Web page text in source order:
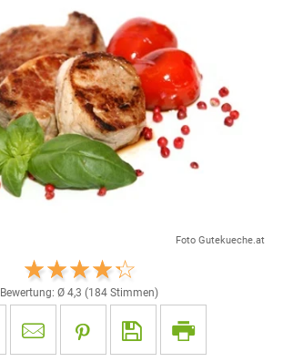
Foto Gutekueche.at
Bewertung: Ø 4,3 (184 Stimmen)